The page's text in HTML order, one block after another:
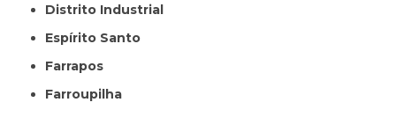
Distrito Industrial
Espírito Santo
Farrapos
Farroupilha